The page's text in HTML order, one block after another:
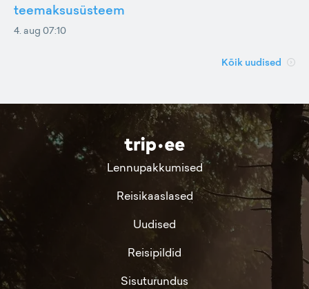
teemaksusüsteem
4. aug 07:10
Kõik uudised
Lennupakkumised
Reisikaaslased
Uudised
Reisipildid
Sisuturundus